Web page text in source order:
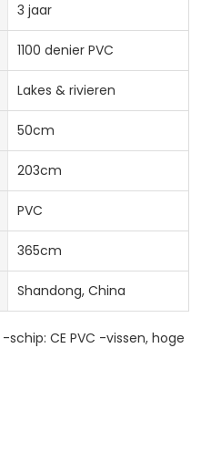
3 jaar
1100 denier PVC
Lakes & rivieren
50cm
203cm
PVC
365cm
Shandong, China